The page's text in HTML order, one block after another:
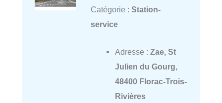
Catégorie : Station-
service
Adresse : Zae, St
Julien du Gourg,
48400 Florac-Trois-
Rivières